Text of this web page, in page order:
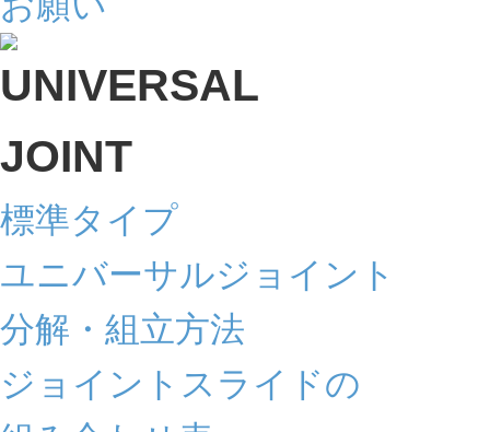
標準タイプ
ユニバーサルジョイント
分解・組立方法
ジョイントスライドの